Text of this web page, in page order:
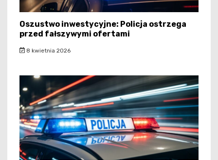
Oszustwo inwestycyjne: Policja ostrzega
przed fałszywymi ofertami
8 kwietnia 2026